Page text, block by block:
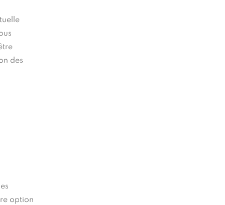
divers
des
option